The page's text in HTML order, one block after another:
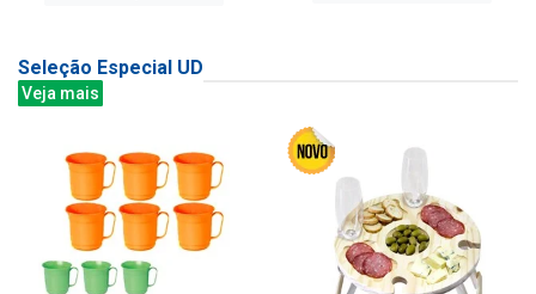
Seleção Especial UD
Veja mais